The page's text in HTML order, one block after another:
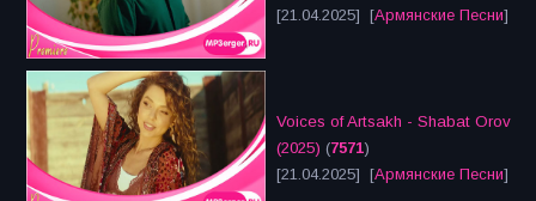
[21.04.2025] [Армянские Песни]
Voices of Artsakh - Shabat Orov
(2025) (7571)
[21.04.2025] [Армянские Песни]